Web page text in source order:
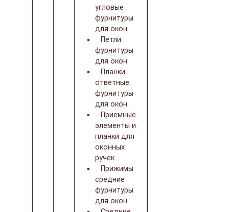
угловые
фурнитуры
для окон
Петли
фурнитуры
для окон
Планки
ответные
фурнитуры
для окон
Приемные
элементы и
планки для
оконных
ручек
Прижимы
средние
фурнитуры
для окон